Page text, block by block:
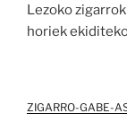
Lezoko
horiek
ZIGARRO-GABE-